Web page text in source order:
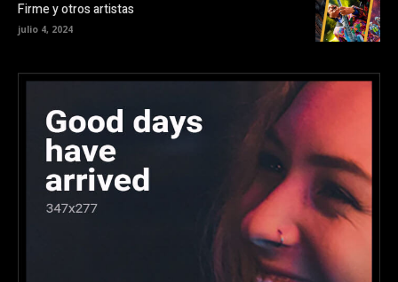
Firme y otros artistas
julio 4, 2024